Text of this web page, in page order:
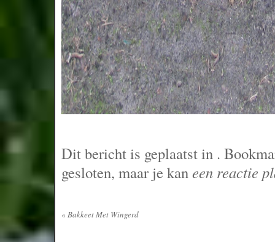
Dit bericht is geplaatst in .
gesloten, maar je kaneen reactie
« Bakkeet Met Wingerd